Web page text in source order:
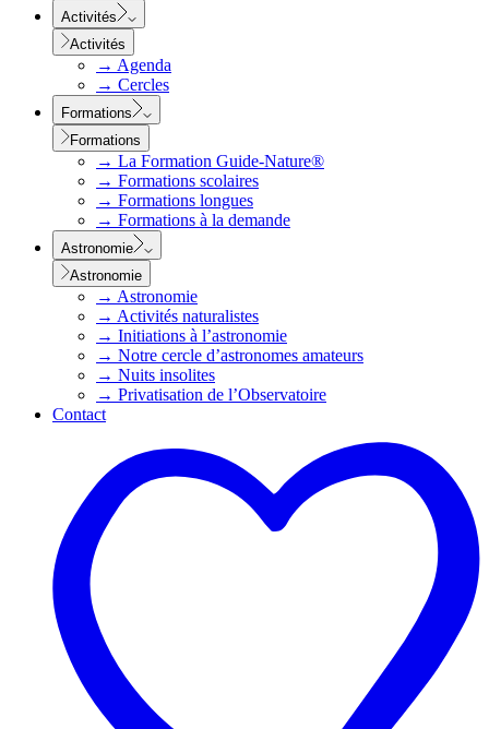
Activités
Activités
→ Agenda
→ Cercles
Formations
Formations
→ La Formation Guide-Nature®
→ Formations scolaires
→ Formations longues
→ Formations à la demande
Astronomie
Astronomie
→ Astronomie
→ Activités naturalistes
→ Initiations à l’astronomie
→ Notre cercle d’astronomes amateurs
→ Nuits insolites
→ Privatisation de l’Observatoire
Contact